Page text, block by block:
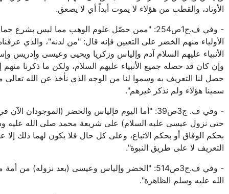
الأوتاد، والقطب من هؤلاء لا يموت أبداً أي لا يصعق.
- وفي ف.ج1ص254: "ممن حصّل علوم الوهب مما ليس بشرع
الأولياء منهم الخضر على التعيين فإنه قال: "من لدنه"، والذي
الأنبياء عليهم السلام آدم وإلياس وزكريا ويحيى وعيسى وإدريس
وإن كان قد حصله جميع الأنبياء عليهم السلام، ولكن ما ذكرنا منهم
حصل لنا التعريف به وسموا لنا من الوجه الذي نأخذ عن الله تعالى
سمينا هؤلاء ولم نذكر غيرهم".
- وفي ف. ج3ص39: "أما اليوم فإلياس والخضر (الموجودان
حتى نزول عيسى عليه السلام) على شريعة محمد صلى الله عليه
بحكم الوفاق أو بحكم الاتباع، وعلى كل حال فلا يكون لهما ذلك
التعريف لا على طريق النبوة".
- وفي ف.ج3ص514: "الخضر وإلياس وعيسى (بعد نزوله) من
الله عليه وسلم الظاهرة".